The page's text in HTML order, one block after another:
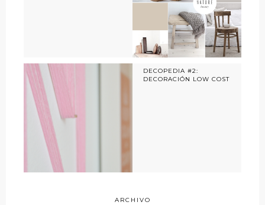
DECOPEDIA #2:
DECORACIÓN LOW COST
ARCHIVO